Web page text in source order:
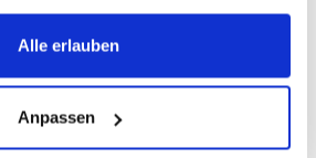
von Drittanbietern für Analyse- oder
nur dann aktiviert, wenn Sie das
klicken. Mehr dazu
die Einwilligungserklärung
erfahren Sie in unserem
Alle erlauben
Anpassen